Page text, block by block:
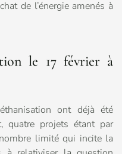
de l’énergie amenés à
le 17 février à
ont déjà été
quatre projets étant par
limité qui incite la